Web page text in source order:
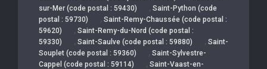
sur-Mer (code postal : 59430)
, Saint-Python (code
postal : 59730)
, Saint-Remy-Chaussée (code postal :
59620)
, Saint-Remy-du-Nord (code postal :
59330)
, Saint-Saulve (code postal : 59880) , Saint-
Souplet (code postal : 59360)
, Saint-Sylvestre-
Cappel (code postal : 59114)
, Saint-Vaast-en-